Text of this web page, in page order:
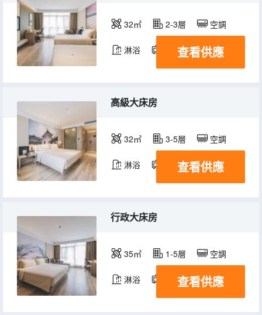
32㎡ 2-3層 空調
淋浴 電視機
查看供應
高級大床房
32㎡ 3-5層 空調
淋浴 電視機
查看供應
行政大床房
35㎡ 1-5層 空調
淋浴 電視機 冰箱
查看供應